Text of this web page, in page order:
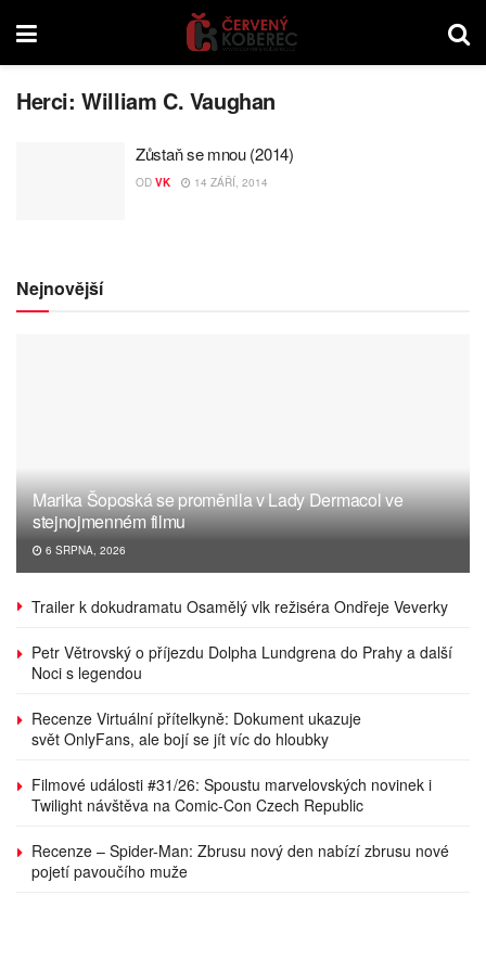
Herci:William C. Vaughan
Zůstaň se mnou (2014)
OD VK 14 ZÁŘÍ, 2014
Nejnovější
Marika Šoposká se proměnila v Lady Dermacol ve
stejnojmenném filmu
6 SRPNA, 2026
Trailer k dokudramatu Osamělý vlk režiséra Ondřeje Veverky
Petr Větrovský o příjezdu Dolpha Lundgrena do Prahy a další
Noci s legendou
Recenze Virtuální přítelkyně: Dokument ukazuje
svět OnlyFans, ale bojí se jít víc do hloubky
Filmové události #31/26: Spoustu marvelovských novinek i
Twilight návštěva na Comic-Con Czech Republic
Recenze – Spider-Man: Zbrusu nový den nabízí zbrusu nové
pojetí pavoučího muže